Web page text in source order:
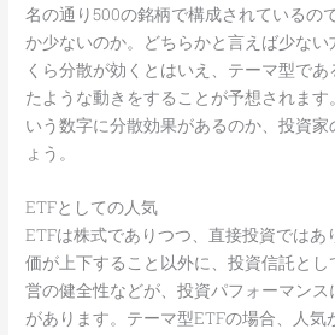
名の通り500の銘柄で構成されているの
か少ないのか。どちらかと言えば少な
くら分散が効くとはいえ、テーマ型で
たような動きをすることが予想されます
いう数字に分散効果があるのか、投資
ょう。
ETFとしての人気
ETFは株式でありつつ、直接投資ではあ
価が上下すること以外に、投資信託と
営の健全性などが、投資パフォーマン
があります。テーマ型ETFの場合、人気